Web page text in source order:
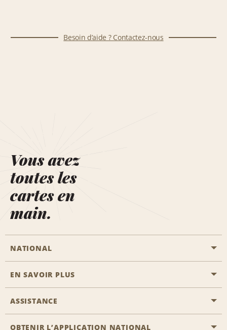
Besoin d’aide ? Contactez-nous
Vous avez
toutes les
cartes en
main.
NATIONAL
Passer une réservation
Solutions pour les professionnels
EN SAVOIR PLUS
Carrière
ASSISTANCE
Accessibilité
OBTENIR L’APPLICATION NATIONAL